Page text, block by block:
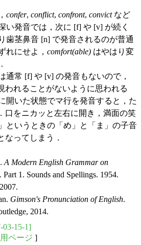
confer, conflict, confront, convictなど
い発音では，次に [f] や [v] が続く
歯茎鼻音 [n] で発音されるのが普通
れにせよ， comfort(able) はやはり変
常 [f] や [v] の発音もないので，
われることがないように思われる
開いた状態でマ行を発音すると，た
口をニカッと左右に開き，満面の笑
というときの「め」と「ま」の子音
ってしまう．
A Modern English Grammar on
. Part 1. Sounds and Spellings. 1954.
Gimson's Pronunciation of English.
2014.
03-15-1]
ページ ]